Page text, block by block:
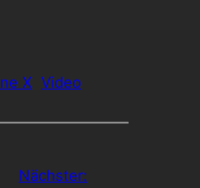
X Video
Nächster: